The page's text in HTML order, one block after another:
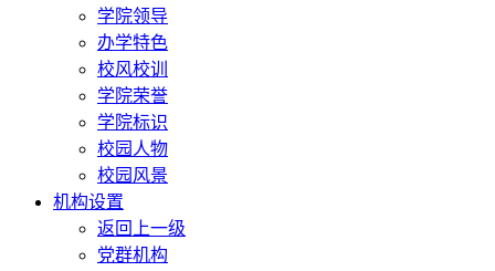
学院领导
办学特色
校风校训
学院荣誉
学院标识
校园人物
校园风景
机构设置
返回上一级
党群机构